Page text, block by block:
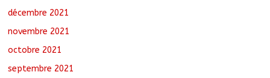
décembre 2021
novembre 2021
octobre 2021
septembre 2021